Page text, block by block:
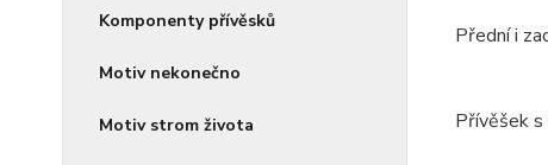
Komponenty přívěsků
Motiv nekonečno
Motiv strom života
Přední i
Přívěšek s